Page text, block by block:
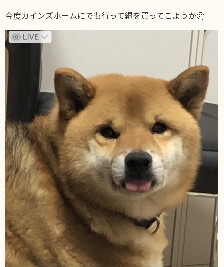
今度カインズホームにでも行って縄を買ってこようか🤔